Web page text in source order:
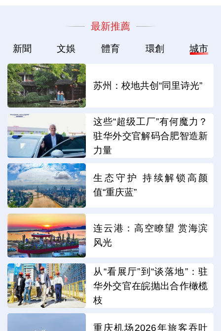
最新推薦
新聞 文娛 體育 環創 城市
苏州：校地共创“同里诗光”
这些“超级工厂”有何魔力？
驻华外交官解码合肥智造新
力量
生态守护 持续解锁高颜
值“重庆蓝”
连云港：高空瞭望 赏海滨
风光
从“看展厅”到“谈落地”：驻
华外交官在皖抛出合作橄榄
枝
重庆机场2026年旅客吞吐